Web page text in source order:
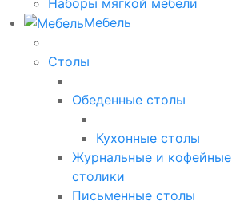
Мебель
Столы
Обеденные столы
Кухонные столы
Журнальные и кофейные
столики
Письменные столы